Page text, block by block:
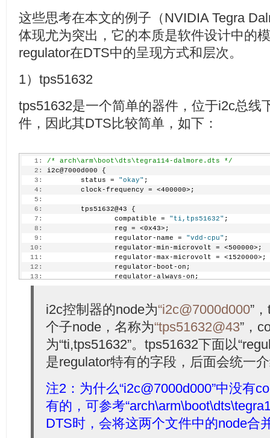
这些思考在本文的例子（NVIDIA Tegra
体现尤为突出，它的本质是软件设计中的
regulator在DTS中的呈现方式和层次。
1）tps51632
tps51632是一个简单的器件，位于i2c总线
件，因此其DTS比较简单，如下：
   1:
/* arch\arm\boot\dts\tegra114-dalmore.dts */
   2:
i2c@7000d000 {
   3:
         status =
"okay" ;
   4:
         clock-frequency = <400000>;
   5:
   6:
         tps51632@43 {
   7:
                 compatible =
"ti,tps51632" ;
   8:
                 reg = <0x43>;
   9:
                 regulator-name =
"vdd-cpu" ;
  10:
                 regulator-min-microvolt = <500000>;
  11:
                 regulator-max-microvolt = <1520000>;
  12:
                 regulator-boot-on;
  13:
                 regulator-always-on;
  14:
}
i2c控制器的node为“i2c@7000d000”
个子node，名称为“tps51632@43”，
为“ti,tps51632”。tps51632下面以
是regulator特有的字段，后面会统一
注2：为什么“i2c@7000d000”中没有
有的，可参考
DTS时，会将这两个文件中的node合